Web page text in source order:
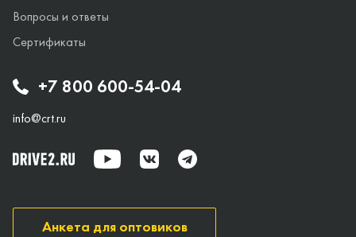
+7 800 600-54-04
info@crt.ru
Вопросы и ответы
Сертификаты
Анкета для оптовиков